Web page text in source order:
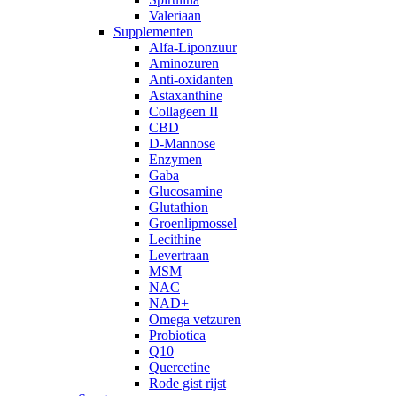
Valeriaan
Supplementen
Alfa-Liponzuur
Aminozuren
Anti-oxidanten
Astaxanthine
Collageen II
CBD
D-Mannose
Enzymen
Gaba
Glucosamine
Glutathion
Groenlipmossel
Lecithine
Levertraan
MSM
NAC
NAD+
Omega vetzuren
Probiotica
Q10
Quercetine
Rode gist rijst